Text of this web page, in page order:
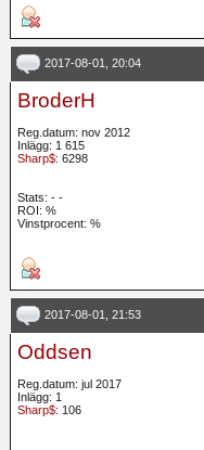
2017-08-01, 20:04
BroderH
Reg.datum: nov 2012
Inlägg: 1 615
Sharp$: 6298
Stats: - -
ROI: %
Vinstprocent: %
2017-08-01, 21:53
Oddsen
Reg.datum: jul 2017
Inlägg: 1
Sharp$: 106